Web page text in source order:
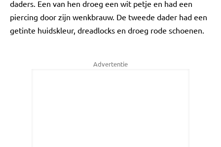
daders. Een van hen droeg een wit petje en had een
piercing door zijn wenkbrauw. De tweede dader had een
getinte huidskleur, dreadlocks en droeg rode schoenen.
Advertentie